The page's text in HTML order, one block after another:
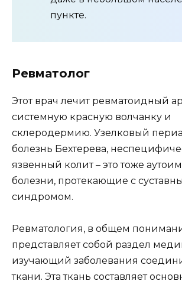
пункте.
Ревматолог
Этот врач лечит ревматоидный
системную красную волчанку и
склеродермию. Узелковый
болезнь Бехтерева,
язвенный колит – это тоже
болезни, протекающие с
синдромом.
Ревматология, в общем
представляет собой раздел
изучающий заболевания
ткани. Эта ткань составляет